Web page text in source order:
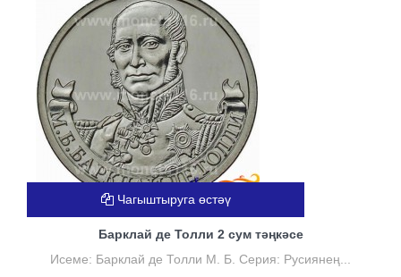
Барклай де Толли 2 сум тәңкәсе
Исеме: Барклай де Толли М. Б. Серия: Русиянең...
Чагыштыруга өстәү